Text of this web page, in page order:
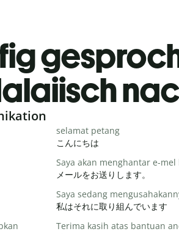
selamat petang
こんにちは
Saya akan menghantar e-mel
メールをお送りします。
Saya sedang
私はそれに取り組んでいます
Terima kasih atas bantuan